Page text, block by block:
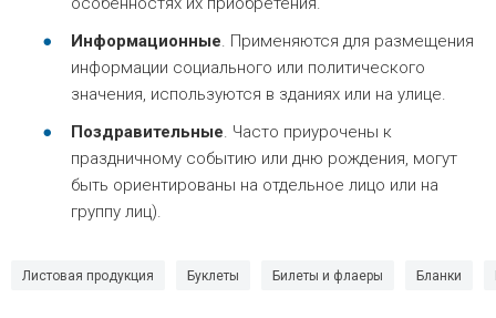
Листовая продукция Буклеты Билеты и флаеры Бланки
Информационные . Применяются для размещения
информации социального или политического
значения, используются в зданиях или на улице.
Поздравительные . Часто приурочены к
праздничному событию или дню рождения, могут
быть ориентированы на отдельное лицо или на
группу лиц).